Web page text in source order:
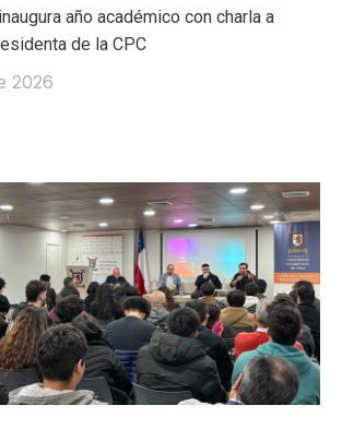
año académico con charla a
de la CPC
2026